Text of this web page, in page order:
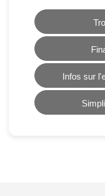
Infos sur